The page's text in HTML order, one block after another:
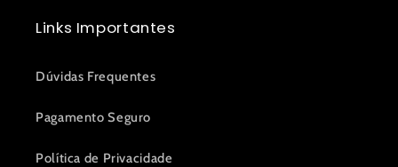
Links Importantes
Dúvidas Frequentes
Pagamento Seguro
Política de Privacidade